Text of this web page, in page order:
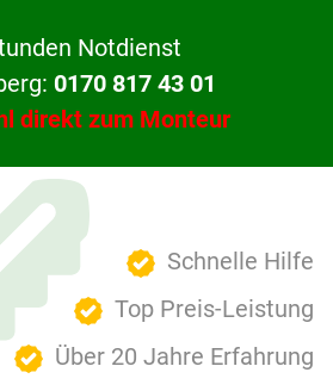
Notdienst
0170 817 43 01
direkt zum Monteur
Schnelle Hilfe
Top Preis-Leistung
Über 20 Jahre Erfahrung